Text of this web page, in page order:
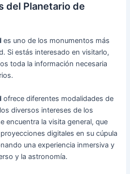
del Planetario de
es uno de los monumentos más
Si estás interesado en visitarlo,
toda la información necesaria
ofrece diferentes modalidades de
diversos intereses de los
encuentra la visita general, que
digitales en su cúpula
una experiencia inmersiva y
y la astronomía.